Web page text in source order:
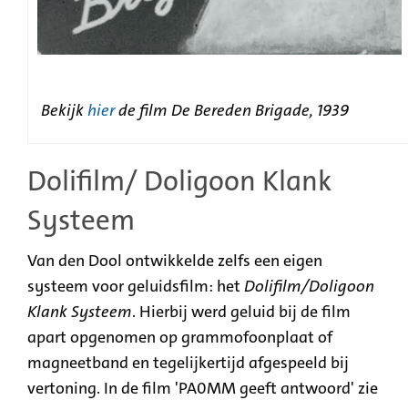
Bekijkhierde film De Bereden Brigade, 1939
Dolifilm/ Doligoon Klank
Systeem
Van den Dool ontwikkelde zelfs een eigen
systeem voor geluidsfilm: het Dolifilm/Doligoon
Klank Systeem. Hierbij werd geluid bij de film
apart opgenomen op grammofoonplaat of
magneetband en tegelijkertijd afgespeeld bij
vertoning. In de film 'PA0MM geeft antwoord' zie